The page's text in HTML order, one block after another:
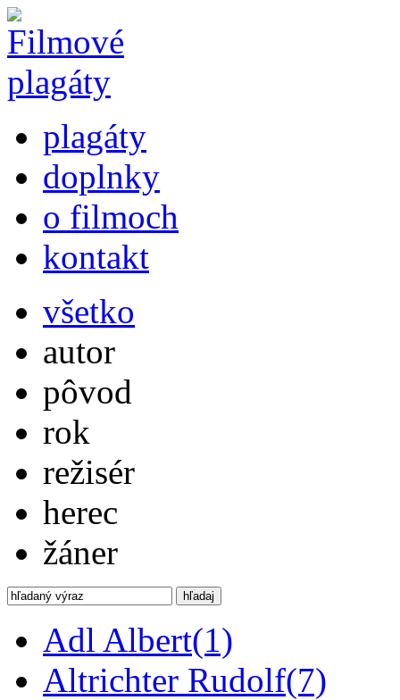
plagáty
doplnky
o filmoch
kontakt
všetko
autor
pôvod
rok
režisér
herec
žáner
hľadaj
Adl Albert(1)
Altrichter Rudolf(7)